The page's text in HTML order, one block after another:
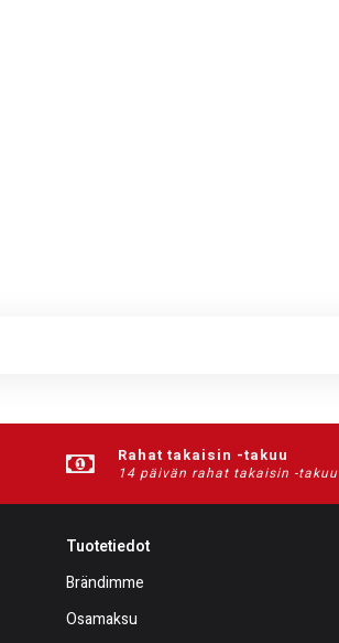
Rahat takaisin -takuu
14 päivän rahat takaisin -takuu
Tuotetiedot
Brändimme
Osamaksu